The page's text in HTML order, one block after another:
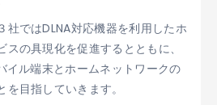
社ではDLNA対応機器を利用したホ
の具現化を促進するとともに、
イル端末とホームネットワークの
目指していきます。